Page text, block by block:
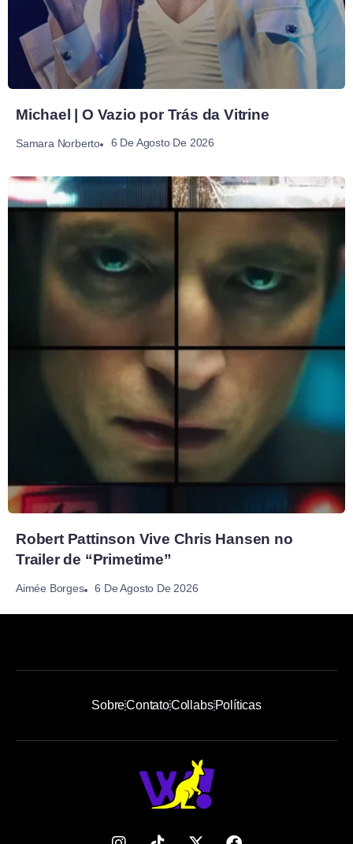
Michael | O Vazio por Trás da Vitrine
Samara Norberto 6 De Agosto De 2026
Robert Pattinson Vive Chris Hansen no
Trailer de “Primetime”
Aimée Borges 6 De Agosto De 2026
SobreContatoCollabsPolíticas